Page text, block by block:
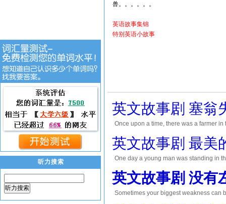
兽。。。。。。
英语故事集锦
特别英语小故事
英文故事剧 塞翁
Once upon a time, there was a farmer
英文故事剧 最美
One day a young man was standing in
valley. A large crowd gathered, and
英文故事剧 没有
Sometimes your biggest weakness can
听力搜索
听力搜索